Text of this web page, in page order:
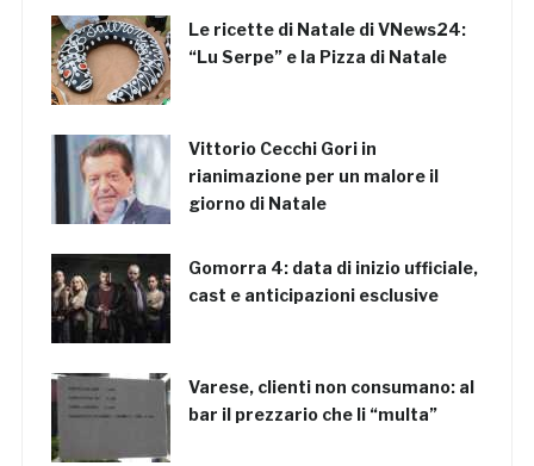
Le ricette di Natale di VNews24:
“Lu Serpe” e la Pizza di Natale
Vittorio Cecchi Gori in
rianimazione per un malore il
giorno di Natale
Gomorra 4: data di inizio ufficiale,
cast e anticipazioni esclusive
Varese, clienti non consumano: al
bar il prezzario che li “multa”